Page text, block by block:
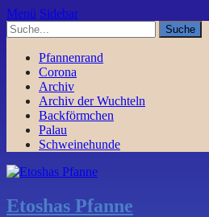
Menü Sidebar
Pfannenrand
Corona
Archiv
Archiv der Wuchteln
Backförmchen
Palau
Schweinehunde
Etoshas Pfanne